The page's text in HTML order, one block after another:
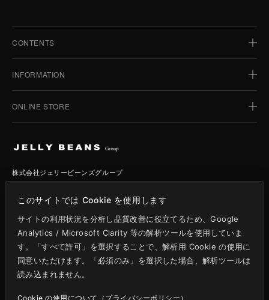
株式会社ジェリービーンズグループ
東京都中央区勝どき3-13-1
フォアフロントタワーⅡ 8階
証券コード: 3070 / 東証グロース
CONTENTS
HOME
ホーム
BRAND
STORIES
ストーリー
COMPANY
会社情報
採用情報
INFORMATION
TOPICS
トピックス
IR情報
CSR
BENEFITS
株主優待
STOCK INFO
株式情報
ONLINE STORE
ジェリービーンズ
ジェリービーンズスタイル
361°
361°
VOVO
VOVO
このサイトでは Cookie を使用します
サイトの利用状況を分析し品質改善に役立てるため、Google
Analytics / Microsoft Clarity 等の解析ツールを使用していま
す。「すべて許可」を選択することで、解析用 Cookie の使用に
同意いただけます。「必須のみ」を選択した場合、解析ツールは
読み込まれません。
Cookie の使用について（プライバシーポリシー）